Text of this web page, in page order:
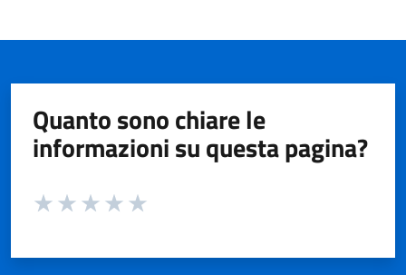
Quanto sono chiare le
informazioni su questa pagina?
Valuta da 1 a 5 stelle la pagina